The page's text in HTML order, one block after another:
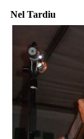
Nel Tardiu